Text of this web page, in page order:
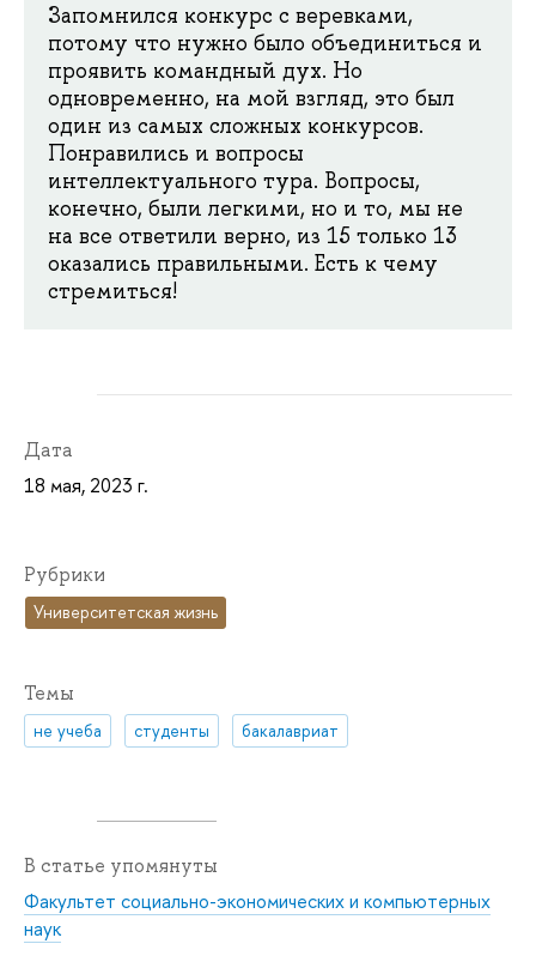
Запомнился конкурс с веревками,
потому что нужно было объединиться и
проявить командный дух. Но
одновременно, на мой взгляд, это был
один из самых сложных конкурсов.
Понравились и вопросы
интеллектуального тура. Вопросы,
конечно, были легкими, но и то, мы не
на все ответили верно, из 15 только 13
оказались правильными. Есть к чему
стремиться!
Дата
18 мая, 2023 г.
Рубрики
Университетская жизнь
Темы
не учеба студенты бакалавриат
В статье упомянуты
Факультет социально-экономических и компьютерных
наук